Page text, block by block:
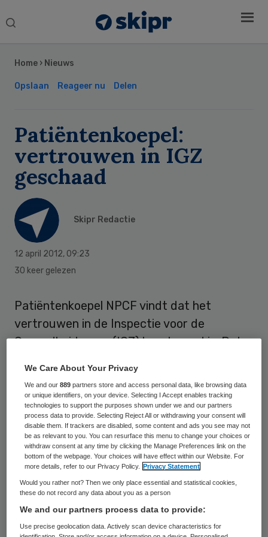
Search
Home › Nieuws
Opslaan Reageer nu Delen
Patiëntenkoepel:
vertrouwen in IGZ
geschaad
Skipr Redactie
12 april 2012, 09:23
30 keer gelezen
Patiëntenkoepel NPCF vindt dat het
vertrouwen in de Inspectie voor de
Gezondheidszorg (IGZ) beschaamd is. Dat
naar aanleiding van berichten dat de IGZ al
veel eerder wist van problemen met
borstimplantaten van het merk PIP.
Zorgelijk
Dit is een heel zorgelijk bericht. We moeten
kunnen vertrouwen op goede zorg en
daarbij is het van belang dat de inspectie
Sidebar
We Care About Your Privacy
We and our889 partners store and access personal data, like browsing data
or unique identifiers, on your device. Selecting I Accept enables tracking
technologies to support the purposes shown under we and our partners
process data to provide. Selecting Reject All or withdrawing your consent will
disable them. If trackers are disabled, some content and ads you see may not
be as relevant to you. You can resurface this menu to change your choices or
withdraw consent at any time by clicking the Manage Preferences link on the
bottom of the webpage. Your choices will have effect within our Website. For
more details, refer to our Privacy Policy.
Privacy Statement
Would you rather not? Then we only place essential and statistical cookies,
these do not record any data about you as a person
We and our partners process data to provide:
Use precise geolocation data. Actively scan device characteristics for